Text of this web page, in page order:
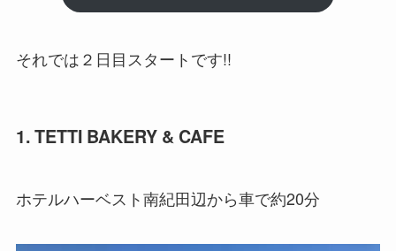
それでは２日目スタートです!!
1. TETTI BAKERY & CAFE
ホテルハーベスト南紀田辺から車で約20分